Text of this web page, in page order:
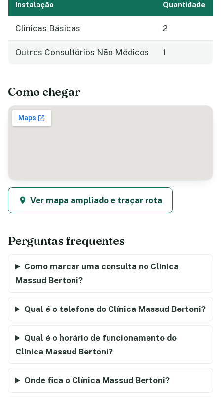
Instalação Quantidade
Clinicas Básicas 2
Outros Consultórios Não Médicos 1
Como chegar
Ver mapa ampliado e traçar rota
Perguntas frequentes
Como marcar uma consulta no Clínica
Massud Bertoni?
Qual é o telefone do Clínica Massud Bertoni?
Qual é o horário de funcionamento do
Clínica Massud Bertoni?
Onde fica o Clínica Massud Bertoni?